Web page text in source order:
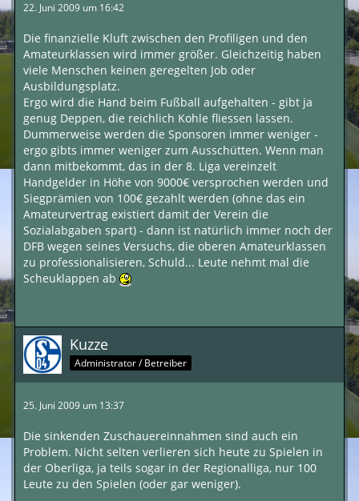
22. Juni 2009 um 16:42
Die finanzielle Kluft zwischen den Profiligen und den
Amateurklassen wird immer größer. Gleichzeitig haben
viele Menschen keinen geregelten Job oder
Ausbildungsplatz.
Ergo wird die Hand beim Fußball aufgehalten - gibt ja
genug Deppen, die reichlich Kohle fliessen lassen.
Dummerweise werden die Sponsoren immer weniger -
ergo gibts immer weniger zum Ausschütten. Wenn man
dann mitbekommt, das in der 8. Liga vereinzelt
Handgelder in Höhe von 9000€ versprochen werden und
Siegprämien von 100€ gezahlt werden (ohne das ein
Amateurvertrag existiert damit der Verein die
Sozialabgaben spart) - dann ist natürlich immer noch der
DFB wegen seines Versuchs, die oberen Amateurklassen
zu professionalisieren, Schuld... Leute nehmt mal die
Scheuklappen ab
Kuzze
Administrator / Betreiber
25. Juni 2009 um 13:37
Die sinkenden Zuschauereinnahmen sind auch ein
Problem. Nicht selten verlieren sich heute zu Spielen in
der Oberliga, ja teils sogar in der Regionalliga, nur 100
Leute zu den Spielen (oder gar weniger).